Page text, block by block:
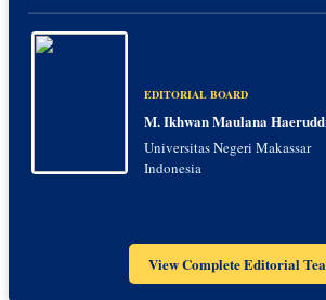
EDITORIAL BOARD
M. Ikhwan Maulana
Universitas Negeri Makassar
Indonesia
View Complete Editorial